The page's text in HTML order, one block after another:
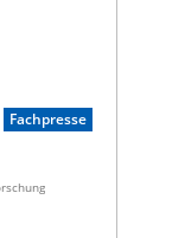
Fachpresse